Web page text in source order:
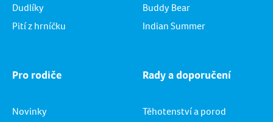
Dudlíky
Pití z hrníčku
Buddy Bear
Indian Summer
Pro rodiče
Novinky
Rady a doporučení
Těhotenství a porod